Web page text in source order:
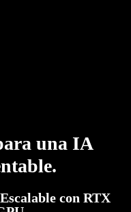
una IA
con RTX